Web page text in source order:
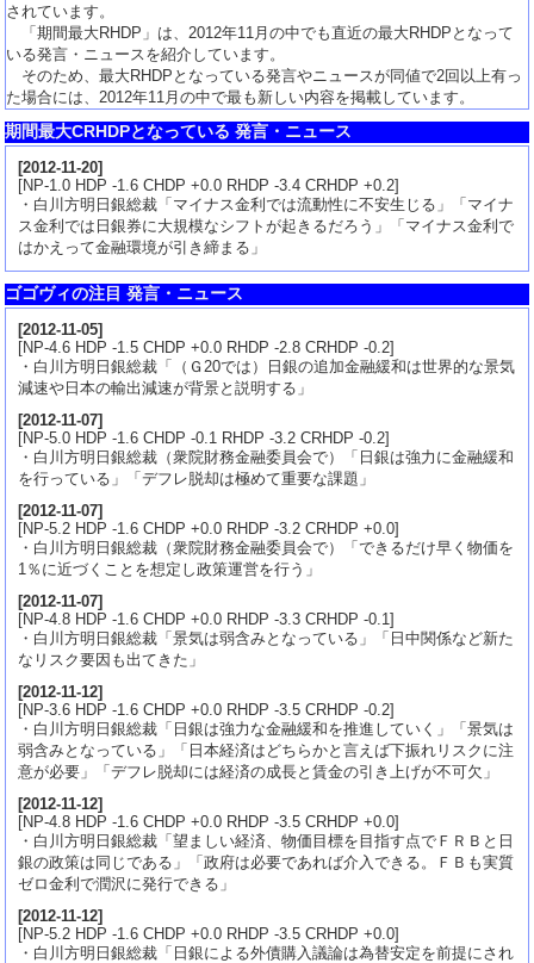
されています。
「期間最大RHDP」は、2012年11月の中でも直近の最大RHDPとなって
いる発言・ニュースを紹介しています。
そのため、最大RHDPとなっている発言やニュースが同値で2回以上有っ
た場合には、2012年11月の中で最も新しい内容を掲載しています。
期間最大CRHDPとなっている 発言・ニュース
[2012-11-20]
[NP-1.0 HDP -1.6 CHDP +0.0 RHDP -3.4 CRHDP +0.2]
・白川方明日銀総裁「マイナス金利では流動性に不安生じる」「マイナ
ス金利では日銀券に大規模なシフトが起きるだろう」「マイナス金利で
はかえって金融環境が引き締まる」
ゴゴヴィの注目 発言・ニュース
[2012-11-05]
[NP-4.6 HDP -1.5 CHDP +0.0 RHDP -2.8 CRHDP -0.2]
・白川方明日銀総裁「（Ｇ20では）日銀の追加金融緩和は世界的な景気
減速や日本の輸出減速が背景と説明する」
[2012-11-07]
[NP-5.0 HDP -1.6 CHDP -0.1 RHDP -3.2 CRHDP -0.2]
・白川方明日銀総裁（衆院財務金融委員会で）「日銀は強力に金融緩和
を行っている」「デフレ脱却は極めて重要な課題」
[2012-11-07]
[NP-5.2 HDP -1.6 CHDP +0.0 RHDP -3.2 CRHDP +0.0]
・白川方明日銀総裁（衆院財務金融委員会で）「できるだけ早く物価を
1％に近づくことを想定し政策運営を行う」
[2012-11-07]
[NP-4.8 HDP -1.6 CHDP +0.0 RHDP -3.3 CRHDP -0.1]
・白川方明日銀総裁「景気は弱含みとなっている」「日中関係など新た
なリスク要因も出てきた」
[2012-11-12]
[NP-3.6 HDP -1.6 CHDP +0.0 RHDP -3.5 CRHDP -0.2]
・白川方明日銀総裁「日銀は強力な金融緩和を推進していく」「景気は
弱含みとなっている」「日本経済はどちらかと言えば下振れリスクに注
意が必要」「デフレ脱却には経済の成長と賃金の引き上げが不可欠」
[2012-11-12]
[NP-4.8 HDP -1.6 CHDP +0.0 RHDP -3.5 CRHDP +0.0]
・白川方明日銀総裁「望ましい経済、物価目標を目指す点でＦＲＢと日
銀の政策は同じである」「政府は必要であれば介入できる。ＦＢも実質
ゼロ金利で潤沢に発行できる」
[2012-11-12]
[NP-5.2 HDP -1.6 CHDP +0.0 RHDP -3.5 CRHDP +0.0]
・白川方明日銀総裁「日銀による外債購入議論は為替安定を前提にされ